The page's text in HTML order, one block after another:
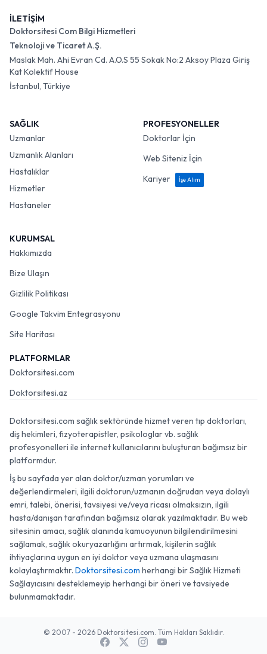
İLETİŞİM
Doktorsitesi Com Bilgi Hizmetleri
Teknoloji ve Ticaret A.Ş.
Maslak Mah. Ahi Evran Cd. A.O.S 55 Sokak No:2 Aksoy Plaza Giriş
Kat Kolektif House
İstanbul, Türkiye
SAĞLIK
Uzmanlar
Uzmanlık Alanları
Hastalıklar
Hizmetler
Hastaneler
PROFESYONELLER
Doktorlar İçin
Web Siteniz İçin
Kariyer
İşe Alım
KURUMSAL
Hakkımızda
Bize Ulaşın
Gizlilik Politikası
Google Takvim Entegrasyonu
Site Haritası
PLATFORMLAR
Doktorsitesi.com
Doktorsitesi.az
Doktorsitesi.com sağlık sektöründe hizmet veren tıp doktorları,
diş hekimleri, fizyoterapistler, psikologlar vb. sağlık
profesyonelleri ile internet kullanıcılarını buluşturan bağımsız bir
platformdur.
İş bu sayfada yer alan doktor/uzman yorumları ve
değerlendirmeleri, ilgili doktorun/uzmanın doğrudan veya dolaylı
emri, talebi, önerisi, tavsiyesi ve/veya ricası olmaksızın, ilgili
hasta/danışan tarafından bağımsız olarak yazılmaktadır. Bu web
sitesinin amacı, sağlık alanında kamuoyunun bilgilendirilmesini
sağlamak, sağlık okuryazarlığını artırmak, kişilerin sağlık
ihtiyaçlarına uygun en iyi doktor veya uzmana ulaşmasını
kolaylaştırmaktır. Doktorsitesi.com herhangi bir Sağlık Hizmeti
Sağlayıcısını desteklemeyip herhangi bir öneri ve tavsiyede
bulunmamaktadır.
© 2007 - 2026 Doktorsitesi.com. Tüm Hakları Saklıdır.